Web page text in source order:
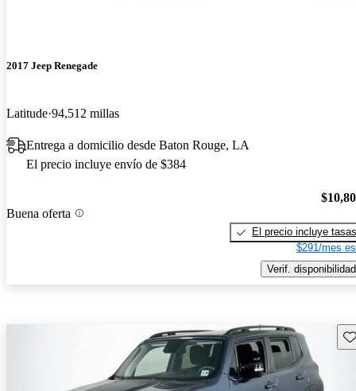
2017 Jeep Renegade
Latitude 94,512 millas
Entrega a domicilio desde Baton Rouge, LA
El precio incluye envío de $384
Buena oferta
El precio incluye tasas
$291/mes
Verif. disponibilidad